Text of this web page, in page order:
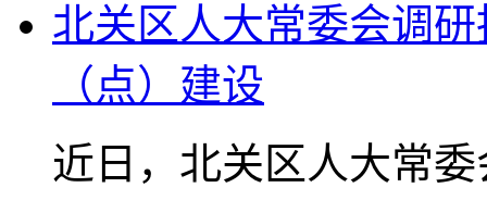
北关区人大常委会调
（点）建设
近日，北关区人大常